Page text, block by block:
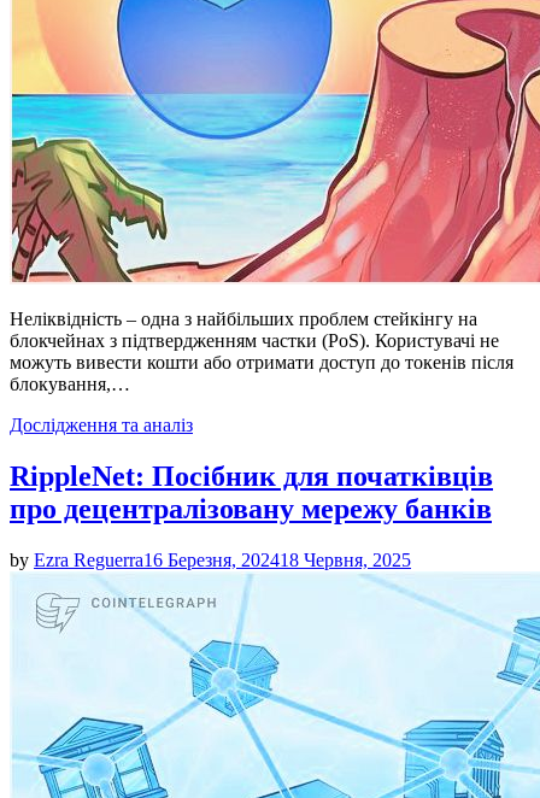
Неліквідність – одна з найбільших проблем стейкінгу на
блокчейнах з підтвердженням частки (PoS). Користувачі не
можуть вивести кошти або отримати доступ до токенів після
блокування,…
Posted
Дослідження та аналіз
RippleNet: Посібник для початківців
про децентралізовану мережу банків
by Ezra Reguerra16 Березня, 202418 Червня, 2025